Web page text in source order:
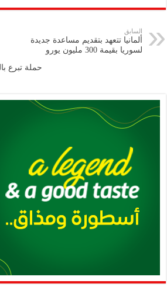
p
y
Li
eb
k
tt
nt
at
A
p
السابق
ألمانيا تتعهد بتقديم مساعدة جديدة
لسوريا بقيمة 300 مليون يورو
حملة تبرع